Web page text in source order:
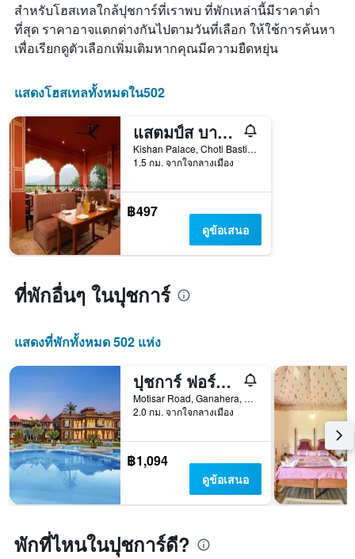
สัปดาห์
แผนภูมิ
มี
แกน
1
แกน
แสดง
วัน
ของ
สัปดาห์
แผนภูมิ
มี
แกน
Y
1
แกน
ราคา
ห้อง
สำหรับโฮสเทลใกล้ปุชการ์ที่เราพบ ที่พักเหล่านี้มีราคาต่ำ
ที่สุด ราคาอาจแตกต่างกันไปตามวันที่เลือก ให้ใช้การค้นหา
เพื่อเรียกดูตัวเลือกเพิ่มเติมหากคุณมีความยืดหยุ่น
แสดงโฮสเทลทั้งหมดใน502
แสตมป์ส บาย เอท คอนทิเนนท์ส, พุชการ์
Kishan Palace, Choti Basti, ปุชการ์, อินเดีย
1.5 กม. จากใจกลางเมือง
฿497
ดูข้อเสนอ
ที่พักอื่นๆ ในปุชการ์
แสดงที่พักทั้งหมด 502 แห่ง
ปุชการ์ ฟอร์ท - ลักชัวรี เฮอริเทจ รีสอร์ต
Motisar Road, Ganahera, ปุชการ์, อินเดีย
2.0 กม. จากใจกลางเมือง
฿1,094
ดูข้อเสนอ
พักที่ไหนในปุชการ์ดี?